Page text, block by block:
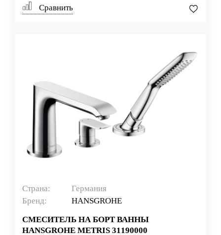
Сравнить
Страна:
Германия
Бренд:
HANSGROHE
СМЕСИТЕЛЬ НА БОРТ ВАННЫ
HANSGROHE METRIS 31190000